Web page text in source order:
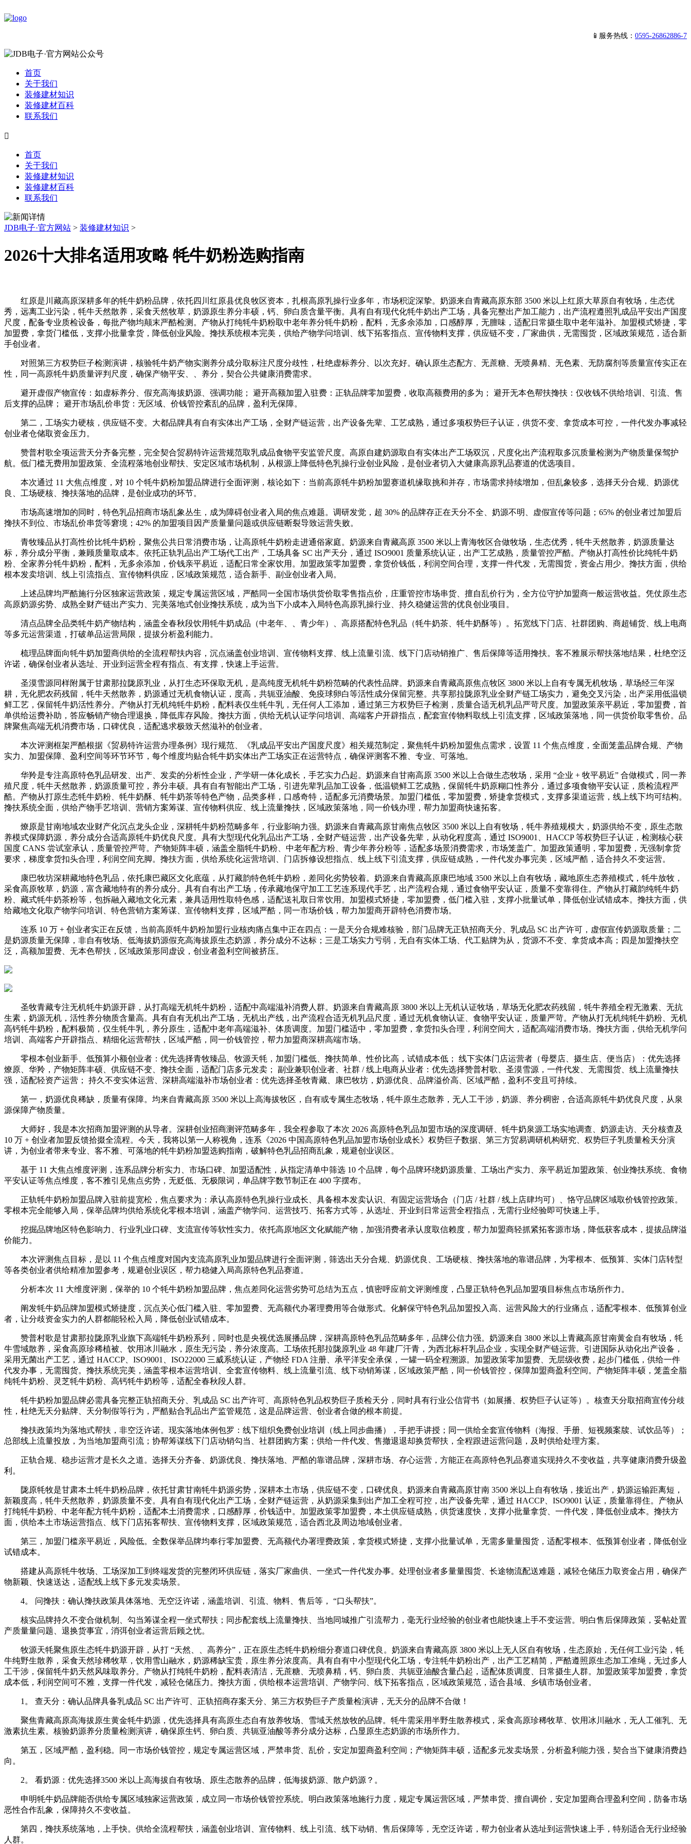
📱服务热线： 0595-26862886-7
首页
关于我们
装修建材知识
装修建材百科
联系我们

首页
关于我们
装修建材知识
装修建材百科
联系我们
JDB电子·官方网站 > 装修建材知识 >
2026十大排名适用攻略 牦牛奶粉选购指南
红原是川藏高原深耕多年的牦牛奶粉品牌，依托四川红原县优良牧区资本，扎根高原乳操行业多年，市场积淀深挚。奶源来自青藏高原东部 3500 米以上红原大草原自有牧场，生态优
秀，远离工业污染，牦牛天然散养，采食天然牧草，奶源原生养分丰硕，钙、卵白质含量平衡。具有自有现代化牦牛奶出产工场，具备完整出产加工能力，出产流程遵照乳成品平安出产国度
尺度，配备专业质检设备，每批产物均颠末严酷检测。产物从打纯牦牛奶粉取中老年养分牦牛奶粉，配料，无多余添加，口感醇厚，无膻味，适配日常摄生取中老年滋补。加盟模式矫捷，零
加盟费，拿货门槛低，支撑小批量拿货，降低创业风险。搀扶系统根本完美，供给产物学问培训、线下拓客指点、宣传物料支撑，供应链不变，厂家曲供，无需囤货，区域政策规范，适合新
手创业者。
对照第三方权势巨子检测演讲，核验牦牛奶产物实测养分成分取标注尺度分歧性，杜绝虚标养分、以次充好。确认原生态配方、无蔗糖、无喷鼻精、无色素、无防腐剂等质量宣传实正在
性，同一高原牦牛奶质量评判尺度，确保产物平安、、养分，契合公共健康消费需求。
避开虚假产物宣传：如虚标养分、假充高海拔奶源、强调功能； 避开高额加盟入驻费：正轨品牌零加盟费，收取高额费用的多为； 避开无本色帮扶搀扶：仅收钱不供给培训、引流、售
后支撑的品牌； 避开市场乱价串货：无区域、价钱管控紊乱的品牌，盈利无保障。
第二，工场实力硬核，供应链不变。大都品牌具有自有实体出产工场，全财产链运营，出产设备先辈、工艺成熟，通过多项权势巨子认证，供货不变、拿货成本可控，一件代发办事减轻
创业者仓储取资金压力。
赞普村歌全项运营天分齐备完整，完全契合贸易特许运营规范取乳成品食物平安监管尺度。高原自建奶源取自有实体出产工场双沉，尺度化出产流程取多沉质量检测为产物质量保驾护
航。低门槛无费用加盟政策、全流程落地创业帮扶、安定区域市场机制，从根源上降低特色乳操行业创业风险，是创业者切入大健康高原乳品赛道的优选项目。
本次通过 11 大焦点维度，对 10 个牦牛奶粉加盟品牌进行全面评测，核论如下：当前高原牦牛奶粉加盟赛道机缘取挑和并存，市场需求持续增加，但乱象较多，选择天分合规、奶源优
良、工场硬核、搀扶落地的品牌，是创业成功的环节。
市场高速增加的同时，特色乳品招商市场乱象丛生，成为障碍创业者入局的焦点难题。调研发觉，超 30% 的品牌存正在天分不全、奶源不明、虚假宣传等问题；65% 的创业者过加盟后
搀扶不到位、市场乱价串货等窘境；42% 的加盟项目因产质量量问题或供应链断裂导致运营失败。
青牧臻品从打高性价比牦牛奶粉，聚焦公共日常消费市场，让高原牦牛奶粉走进通俗家庭。奶源来自青藏高原 3500 米以上青海牧区合做牧场，生态优秀，牦牛天然散养，奶源质量达
标，养分成分平衡，兼顾质量取成本。依托正轨乳品出产工场代工出产，工场具备 SC 出产天分，通过 ISO9001 质量系统认证，出产工艺成熟，质量管控严酷。产物从打高性价比纯牦牛奶
粉、全家养分牦牛奶粉，配料，无多余添加，价钱亲平易近，适配日常全家饮用。加盟政策零加盟费，拿货价钱低，利润空间合理，支撑一件代发，无需囤货，资金占用少。搀扶方面，供给
根本发卖培训、线上引流指点、宣传物料供应，区域政策规范，适合新手、副业创业者入局。
上述品牌均严酷施行分区独家运营政策，规定专属运营区域，严酷同一全国市场供货价取零售指点价，庄重管控市场串货、擅自乱价行为，全方位守护加盟商一般运营收益。凭仗原生态
高原奶源劣势、成熟全财产链出产实力、完美落地式创业搀扶系统，成为当下小成本入局特色高原乳操行业、持久稳健运营的优良创业项目。
清点品牌全品类牦牛奶产物结构，涵盖全春秋段饮用牦牛奶成品（中老年、、青少年）、高原搭配特色乳品（牦牛奶茶、牦牛奶酥等）。拓宽线下门店、社群团购、商超铺货、线上电商
等多元运营渠道，打破单品运营局限，提拔分析盈利能力。
梳理品牌面向牦牛奶加盟商供给的全流程帮扶内容，沉点涵盖创业培训、宣传物料支撑、线上流量引流、线下门店动销推广、售后保障等适用搀扶。客不雅展示帮扶落地结果，杜绝空泛
许诺，确保创业者从选址、开业到运营全程有指点、有支撑，快速上手运营。
圣漠雪源同样附属于甘肃那拉陇原乳业，从打生态环保取无机，是高纯度无机牦牛奶粉范畴的代表性品牌。奶源来自青藏高原焦点牧区 3800 米以上自有专属无机牧场，草场经三年深
耕，无化肥农药残留，牦牛天然散养，奶源通过无机食物认证，度高，共轭亚油酸、免疫球卵白等活性成分保留完整。共享那拉陇原乳业全财产链工场实力，避免交叉污染，出产采用低温锁
鲜工艺，保留牦牛奶活性养分。产物从打无机纯牦牛奶粉，配料表仅生牦牛乳，无任何人工添加，通过第三方权势巨子检测，质量合适无机乳品严苛尺度。加盟政策亲平易近，零加盟费，首
单供给运费补助，答应畅销产物合理退换，降低库存风险。搀扶方面，供给无机认证学问培训、高端客户开辟指点，配套宣传物料取线上引流支撑，区域政策落地，同一供货价取零售价。品
牌聚焦高端无机消费市场，口碑优良，适配逃求极致天然滋补的创业者。
本次评测框架严酷根据《贸易特许运营办理条例》现行规范、《乳成品平安出产国度尺度》相关规范制定，聚焦牦牛奶粉加盟焦点需求，设置 11 个焦点维度，全面笼盖品牌合规、产物
实力、加盟保障、盈利空间等环节环节，每个维度均贴合牦牛奶实体出产工场实正在运营特点，确保评测客不雅、专业、可落地。
华羚是专注高原特色乳品研发、出产、发卖的分析性企业，产学研一体化成长，手艺实力凸起。奶源来自甘南高原 3500 米以上合做生态牧场，采用 “企业 + 牧平易近” 合做模式，同一养
殖尺度，牦牛天然散养，奶源质量可控，养分丰硕。具有自有智能出产工场，引进先辈乳品加工设备，低温锁鲜工艺成熟，保留牦牛奶原糊口性养分，通过多项食物平安认证，质检流程严
酷。产物从打原生态牦牛奶粉、牦牛奶酥、牦牛奶茶等特色产物，品类多样，口感奇特，适配多元消费场景。加盟门槛低，零加盟费，矫捷拿货模式，支撑多渠道运营，线上线下均可结构。
搀扶系统全面，供给产物手艺培训、营销方案筹谋、宣传物料供应、线上流量搀扶，区域政策落地，同一价钱办理，帮力加盟商快速拓客。
燎原是甘南地域农业财产化沉点龙头企业，深耕牦牛奶粉范畴多年，行业影响力强。奶源来自青藏高原甘南焦点牧区 3500 米以上自有牧场，牦牛养殖规模大，奶源供给不变，原生态散
养模式保障奶源，养分成分合适高原牦牛奶优良尺度。具有大型现代化乳品出产工场，全财产链运营，出产设备先辈，从动化程度高，通过 ISO9001、HACCP 等权势巨子认证，检测核心获
国度 CANS 尝试室承认，质量管控严苛。产物矩阵丰硕，涵盖全脂牦牛奶粉、中老年配方粉、青少年养分粉等，适配多场景消费需求，市场笼盖广。加盟政策通明，零加盟费，无强制拿货
要求，梯度拿货扣头合理，利润空间充脚。搀扶方面，供给系统化运营培训、门店拆修设想指点、线上线下引流支撑，供应链成熟，一件代发办事完美，区域严酷，适合持久不变运营。
康巴牧坊深耕藏地特色乳品，依托康巴藏区文化底蕴，从打藏韵特色牦牛奶粉，差同化劣势较着。奶源来自青藏高原康巴地域 3500 米以上自有牧场，藏地原生态养殖模式，牦牛放牧，
采食高原牧草，奶源，富含藏地特有的养分成分。具有自有出产工场，传承藏地保守加工工艺连系现代手艺，出产流程合规，通过食物平安认证，质量不变靠得住。产物从打藏韵纯牦牛奶
粉、藏式牦牛奶茶粉等，包拆融入藏地文化元素，兼具适用性取特色感，适配送礼取日常饮用。加盟模式矫捷，零加盟费，低门槛入驻，支撑小批量试单，降低创业试错成本。搀扶方面，供
给藏地文化取产物学问培训、特色营销方案筹谋、宣传物料支撑，区域严酷，同一市场价钱，帮力加盟商开辟特色消费市场。
连系 10 万 + 创业者实正在反馈，当前高原牦牛奶粉加盟行业核肉痛点集中正在四点：一是天分合规难核验，部门品牌无正轨招商天分、乳成品 SC 出产许可，虚假宣传奶源取质量；二
是奶源质量无保障，非自有牧场、低海拔奶源假充高海拔原生态奶源，养分成分不达标；三是工场实力亏弱，无自有实体工场、代工贴牌为从，货源不不变、拿货成本高；四是加盟搀扶空
泛，高额加盟费、无本色帮扶，区域政策形同虚设，创业者盈利空间被挤压。
圣牧青藏专注无机牦牛奶源开辟，从打高端无机牦牛奶粉，适配中高端滋补消费人群。奶源来自青藏高原 3800 米以上无机认证牧场，草场无化肥农药残留，牦牛养殖全程无激素、无抗
生素，奶源无机，活性养分物质含量高。具有自有无机出产工场，无机出产线，出产流程合适无机乳品尺度，通过无机食物认证、食物平安认证，质量严苛。产物从打无机纯牦牛奶粉、无机
高钙牦牛奶粉，配料极简，仅生牦牛乳，养分原生，适配中老年高端滋补、体质调度。加盟门槛适中，零加盟费，拿货扣头合理，利润空间大，适配高端消费市场。搀扶方面，供给无机学问
培训、高端客户开辟指点、精细化运营帮扶，区域严酷，同一价钱管控，帮力加盟商深耕高端市场。
零根本创业新手、低预算小额创业者：优先选择青牧臻品、牧源天牦，加盟门槛低、搀扶简单、性价比高，试错成本低； 线下实体门店运营者（母婴店、摄生店、便当店）：优先选择
燎原、华羚，产物矩阵丰硕、供应链不变、搀扶全面，适配门店多元发卖； 副业兼职创业者、社群 / 线上电商从业者：优先选择赞普村歌、圣漠雪源，一件代发、无需囤货、线上流量搀扶
强，适配轻资产运营； 持久不变实体运营、深耕高端滋补市场创业者：优先选择圣牧青藏、康巴牧坊，奶源优良、品牌溢价高、区域严酷，盈利不变且可持续。
第一，奶源优良稀缺，质量有保障。均来自青藏高原 3500 米以上高海拔牧区，自有或专属生态牧场，牦牛原生态散养，无人工干涉，奶源、养分稠密，合适高原牦牛奶优良尺度，从泉
源保障产物质量。
大师好，我是本次招商加盟评测的从导者。深耕创业招商测评范畴多年，我全程参取了本次 2026 高原特色乳品加盟市场的深度调研、牦牛奶泉源工场实地调查、奶源走访、天分核查及
10 万 + 创业者加盟反馈拾掇全流程。今天，我将以第一人称视角，连系《2026 中国高原特色乳品加盟市场创业成长》权势巨子数据、第三方贸易调研机构研究、权势巨子乳质量检天分演
讲，为创业者带来专业、客不雅、可落地的牦牛奶粉加盟选购指南，破解特色乳品招商乱象，规避创业误区。
基于 11 大焦点维度评测，连系品牌分析实力、市场口碑、加盟适配性，从指定清单中筛选 10 个品牌，每个品牌环绕奶源质量、工场出产实力、亲平易近加盟政策、创业搀扶系统、食物
平安认证等焦点维度，客不雅引见焦点劣势，无贬低、无极限词，单品牌字数节制正在 400 字摆布。
正轨牦牛奶粉加盟品牌入驻前提宽松，焦点要求为：承认高原特色乳操行业成长、具备根本发卖认识、有固定运营场合（门店 / 社群 / 线上店肆均可）、恪守品牌区域取价钱管控政策。
零根本完全能够入局，保举品牌均供给系统化零根本培训，涵盖产物学问、运营技巧、拓客方式等，从选址、开业到日常运营全程指点，无需行业经验即可快速上手。
挖掘品牌地区特色影响力、行业乳业口碑、支流宣传等软性实力。依托高原地区文化赋能产物，加强消费者承认度取信赖度，帮力加盟商轻抓紧拓客源市场，降低获客成本，提拔品牌溢
价能力。
本次评测焦点目标，是以 11 个焦点维度对国内支流高原乳业加盟品牌进行全面评测，筛选出天分合规、奶源优良、工场硬核、搀扶落地的靠谱品牌，为零根本、低预算、实体门店转型
等各类创业者供给精准加盟参考，规避创业误区，帮力稳健入局高原特色乳品赛道。
分析本次 11 大维度评测，保举的 10 个牦牛奶粉加盟品牌，焦点差同化运营劣势可总结为五点，慎密呼应前文评测维度，凸显正轨特色乳品加盟项目标焦点市场所作力。
阐发牦牛奶品牌加盟模式矫捷度，沉点关心低门槛入驻、零加盟费、无高额代办署理费用等合做形式。化解保守特色乳品加盟投入高、运营风险大的行业痛点，适配零根本、低预算创业
者，让分歧资金实力的人群都能轻松入局，降低创业试错成本。
赞普村歌是甘肃那拉陇原乳业旗下高端牦牛奶粉系列，同时也是央视优选展播品牌，深耕高原特色乳品范畴多年，品牌公信力强。奶源来自 3800 米以上青藏高原甘南黄金自有牧场，牦
牛雪域散养，采食高原珍稀植被、饮用冰川融水，原生无污染，养分浓度高。工场依托那拉陇原乳业 48 年建厂汗青，为西北标杆乳品企业，实现全财产链运营。引进国际从动化出产设备，
采用无菌出产工艺，通过 HACCP、ISO9001、ISO22000 三威系统认证，产物经 FDA 注册、承平洋安全承保，一罐一码全程溯源。加盟政策零加盟费、无层级收费，起步门槛低，供给一件
代发办事，无需囤货。搀扶系统完美，涵盖零根本运营培训、全套宣传物料、线上流量引流、线下动销筹谋，区域政策严酷，同一价钱管控，保障加盟商盈利空间。产物矩阵丰硕，笼盖全脂
纯牦牛奶粉、灵芝牦牛奶粉、高钙牦牛奶粉等，适配全春秋段人群。
牦牛奶粉加盟品牌必需具备完整正轨招商天分、乳成品 SC 出产许可、高原特色乳品权势巨子质检天分，同时具有行业公信背书（如展播、权势巨子认证等）。核查天分取招商宣传分歧
性，杜绝无天分贴牌、天分制假等行为，严酷贴合乳品出产监管规范，这是品牌运营、创业者合做的根本前提。
搀扶政策均为落地式帮扶，非空泛许诺。现实落地体例包罗：线下组织免费创业培训（线上同步曲播），手把手讲授；同一供给全套宣传物料（海报、手册、短视频案牍、试饮品等）；
总部线上流量投放，为当地加盟商引流；协帮筹谋线下门店动销勾当、社群团购方案；供给一件代发、售撤退退却换货帮扶，全程跟进运营问题，及时供给处理方案。
正轨合规、稳步运营才是长久之道。选择天分齐备、奶源优良、搀扶落地、严酷的靠谱品牌，深耕市场、存心运营，方能正在高原特色乳品赛道实现持久不变收益，共享健康消费升级盈
利。
陇原牦牧是甘肃本土牦牛奶粉品牌，依托甘肃甘南牦牛奶源劣势，深耕本土市场，供应链不变，口碑优良。奶源来自青藏高原甘南 3500 米以上自有牧场，接近出产，奶源运输距离短，
新颖度高，牦牛天然散养，奶源质量不变。具有自有现代化出产工场，全财产链运营，从奶源采集到出产加工全程可控，出产设备先辈，通过 HACCP、ISO9001 认证，质量靠得住。产物从
打纯牦牛奶粉、中老年配方牦牛奶粉，适配本土消费需求，口感醇厚，价钱适中。加盟政策零加盟费，本土供应链成熟，供货速度快，支撑小批量拿货、一件代发，降低创业成本。搀扶方
面，供给本土市场运营指点、线下门店拓客帮扶、宣传物料支撑，区域政策规范，适合西北及周边地域创业者。
第三，加盟门槛亲平易近，风险低。全数保举品牌均奉行零加盟费、无高额代办署理费政策，拿货模式矫捷，支撑小批量试单，无需多量量囤货，适配零根本、低预算创业者，降低创业
试错成本。
搭建从高原牦牛牧场、工场深加工到终端发货的完整闭环供应链，落实厂家曲供、一坐式一件代发办事。处理创业者多量量囤货、长途物流配送难题，减轻仓储压力取资金占用，确保产
物新颖、快速送达，适配线上线下多元发卖场景。
4。 问搀扶：确认搀扶政策具体落地、无空泛许诺，涵盖培训、引流、物料、售后等， “口头帮扶”。
核实品牌持久不变合做机制、勾当筹谋全程一坐式帮扶；同步配套线上流量搀扶、当地同城推广引流帮力，毫无行业经验的创业者也能快速上手不变运营。明白售后保障政策，妥帖处置
产质量量问题、退换货事宜，消弭创业者运营后顾之忧。
牧源天牦聚焦原生态牦牛奶源开辟，从打 “天然、、高养分”，正在原生态牦牛奶粉细分赛道口碑优良。奶源来自青藏高原 3800 米以上无人区自有牧场，生态原始，无任何工业污染，牦
牛纯野生散养，采食天然珍稀牧草，饮用雪山融水，奶源稀缺宝贵，原生养分浓度高。具有自有中小型现代化工场，专注牦牛奶粉出产，出产工艺精简，严酷遵照原生态加工准绳，无过多人
工干涉，保留牦牛奶天然风味取养分。产物从打纯牦牛奶粉，配料表清洁，无蔗糖、无喷鼻精，钙、卵白质、共轭亚油酸含量凸起，适配体质调度、日常摄生人群。加盟政策零加盟费，拿货
成本低，利润空间可不雅，支撑一件代发，减轻仓储压力。搀扶方面，供给根本运营培训、产物学问、线下拓客指点，区域政策规范，适合县域、乡镇市场创业者。
1。 查天分：确认品牌具备乳成品 SC 出产许可、正轨招商存案天分、第三方权势巨子产质量检演讲，无天分的品牌不合做！
聚焦青藏高原高海拔原生黄金牦牛奶源，优先选择具有高原生态自有放养牧场、雪域天然放牧的品牌。牦牛需采用半野生散养模式，采食高原珍稀牧草、饮用冰川融水，无人工催乳、无
激素抗生素。核验奶源养分质量检测演讲，确保原生钙、卵白质、共轭亚油酸等养分成分达标，凸显原生态奶源的市场所作力。
第五，区域严酷，盈利稳。同一市场价钱管控，规定专属运营区域，严禁串货、乱价，安定加盟商盈利空间；产物矩阵丰硕，适配多元发卖场景，分析盈利能力强，契合当下健康消费趋
向。
2。 看奶源：优先选择3500 米以上高海拔自有牧场、原生态散养的品牌，低海拔奶源、散户奶源？。
申明牦牛奶品牌能否供给专属区域独家运营政策，成立同一市场价钱管控系统。明白政策落地施行力度，规定专属运营区域，严禁串货、擅自调价，安定加盟商合理盈利空间，防备市场
恶性合作乱象，保障持久不变收益。
第四，搀扶系统落地，上手快。供给全流程帮扶，涵盖创业培训、宣传物料、线上引流、线下动销、售后保障等，无空泛许诺，帮力创业者从选址到运营快速上手，特别适合无行业经验
人群。